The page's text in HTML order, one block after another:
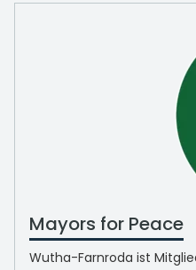
Mayors for Peace
Wutha-Farnroda ist